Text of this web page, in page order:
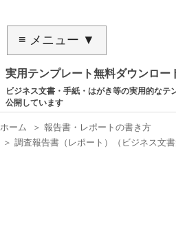
≡ メニュー ▼
実用テンプレート無料ダウンロー
ビジネス文書・手紙・はがき等の実用的な
公開しています
ホーム ＞ 報告書・レポートの書き方
＞ 調査報告書（レポート）（ビジネス文書